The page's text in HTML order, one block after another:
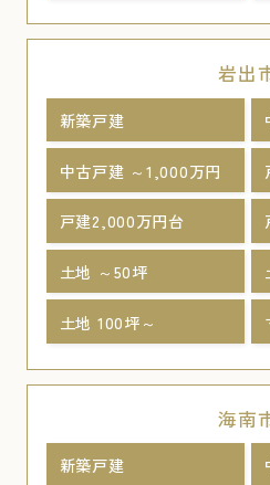
岩出
新築戸建
中古戸建 ～1,000万円
戸建2,000万円台
土地 ～50坪
土地 100坪～
海南
新築戸建